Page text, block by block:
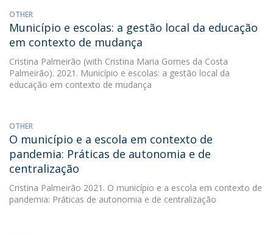
OTHER
Município e escolas: a gestão local da educação
em contexto de mudança
Cristina Palmeirão (with Cristina Maria Gomes da Costa
Palmeirão). 2021. Município e escolas: a gestão local da
educação em contexto de mudança
OTHER
O município e a escola em contexto de
pandemia: Práticas de autonomia e de
centralização
Cristina Palmeirão 2021. O município e a escola em contexto de
pandemia: Práticas de autonomia e de centralização